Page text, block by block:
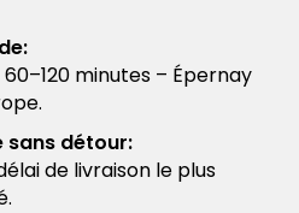
minutes – Épernay
sans détour:
de livraison le plus